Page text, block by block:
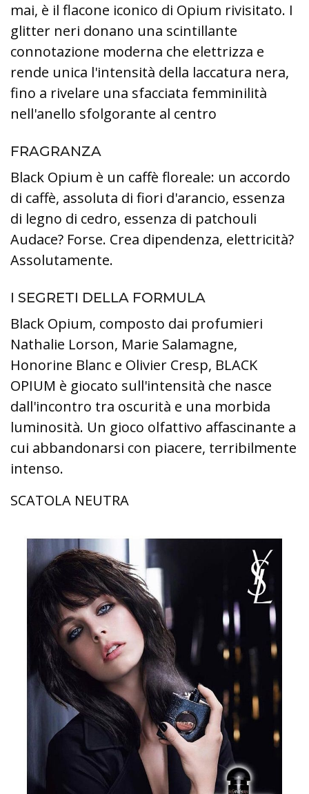
mai, è il flacone iconico di Opium rivisitato. I
glitter neri donano una scintillante
connotazione moderna che elettrizza e
rende unica l'intensità della laccatura nera,
fino a rivelare una sfacciata femminilità
nell'anello sfolgorante al centro
FRAGRANZA
Black Opium è un caffè floreale: un accordo
di caffè, assoluta di fiori d'arancio, essenza
di legno di cedro, essenza di patchouli
Audace? Forse. Crea dipendenza, elettricità?
Assolutamente.
I SEGRETI DELLA FORMULA
Black Opium, composto dai profumieri
Nathalie Lorson, Marie Salamagne,
Honorine Blanc e Olivier Cresp, BLACK
OPIUM è giocato sull'intensità che nasce
dall'incontro tra oscurità e una morbida
luminosità. Un gioco olfattivo affascinante a
cui abbandonarsi con piacere, terribilmente
intenso.
SCATOLA NEUTRA